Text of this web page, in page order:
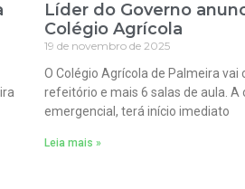
Líder do Governo
Colégio Agrícola
19 de novembro de 2025
O Colégio Agrícola de Palmeira
refeitório e mais 6 salas de aula. A
emergencial, terá início imediato
Leia mais »